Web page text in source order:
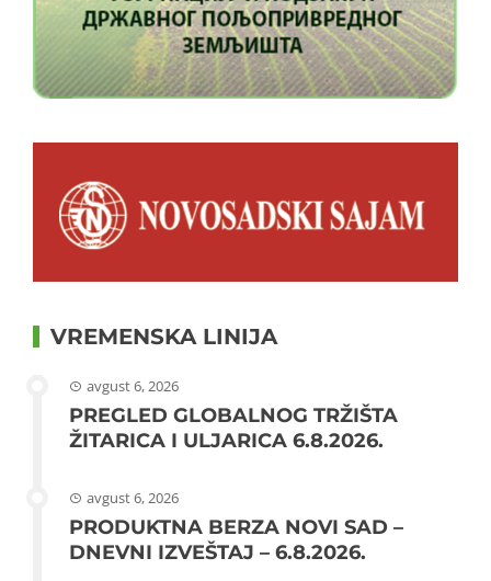
VREMENSKA LINIJA
avgust 6, 2026
PREGLED GLOBALNOG TRŽIŠTA
ŽITARICA I ULJARICA 6.8.2026.
avgust 6, 2026
PRODUKTNA BERZA NOVI SAD –
DNEVNI IZVEŠTAJ – 6.8.2026.